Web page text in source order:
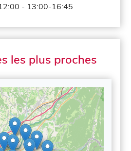
- 13:00-16:45
les plus proches